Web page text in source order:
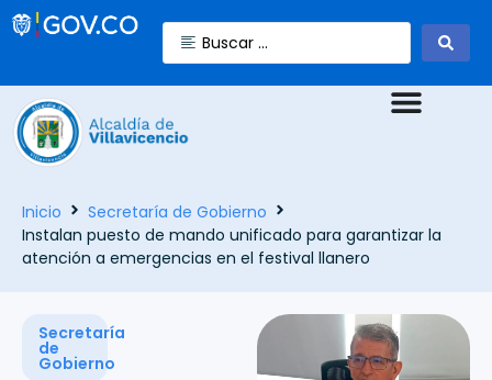
Inicio
Secretaría de Gobierno
Instalan puesto de mando unificado para garantizar la
atención a emergencias en el festival llanero
Secretaría
de
Gobierno